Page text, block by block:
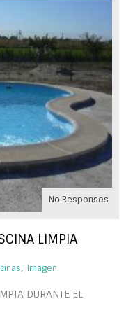
No Responses
LIMPIA
, Imagen
DURANTE EL